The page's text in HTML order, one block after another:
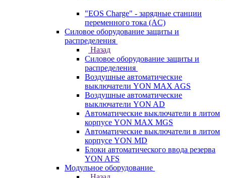
"EOS Charge" - зарядные станции
переменного тока (AC)
Силовое оборудование защиты и
распределения
Назад
Силовое оборудование защиты и
распределения
Воздушные автоматические
выключатели YON MAX AGS
Воздушные автоматические
выключатели YON AD
Автоматические выключатели в литом
корпусе YON MAX MGS
Автоматические выключатели в литом
корпусе YON MD
Блоки автоматического ввода резерва
YON AFS
Модульное оборудование